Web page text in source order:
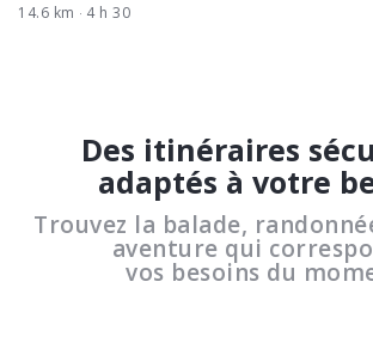
14.6 km 4 h 30
Des itinéraires
adaptés à votre
Trouvez la balade,
aventure qui
vos besoins du